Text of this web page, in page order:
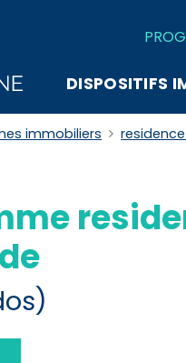
DISPOSITIFS
immobiliers